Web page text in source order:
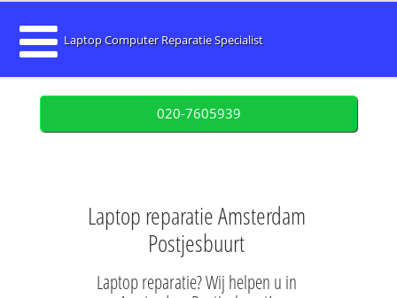
Laptop Computer Reparatie Specialist
020-7605939
Laptop reparatie Amsterdam
Postjesbuurt
Laptop reparatie? Wij helpen u in